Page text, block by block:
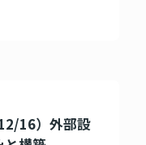
16）外部設